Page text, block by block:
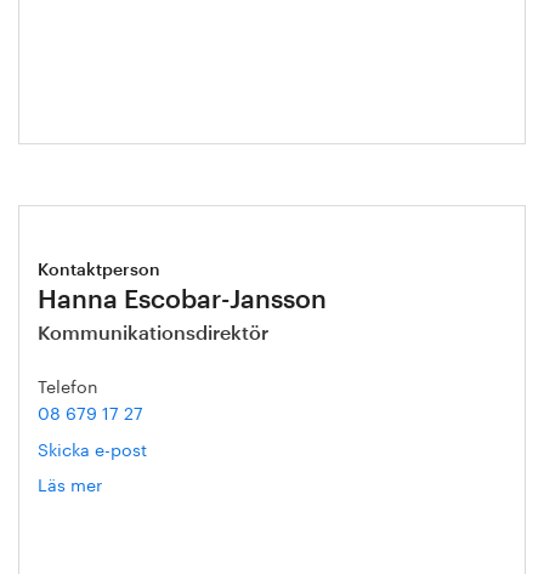
Kontaktperson
Hanna Escobar-Jansson
Kommunikationsdirektör
Telefon
08 679 17 27
Skicka e-post
Läs mer